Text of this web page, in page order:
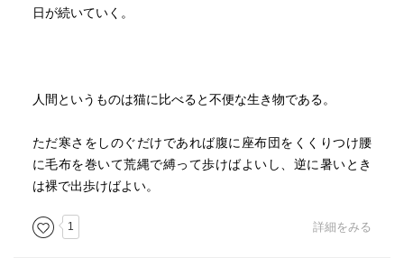
日が続いていく。
人間というものは猫に比べると不便な生き物である。
ただ寒さをしのぐだけであれば腹に座布団をくくりつけ腰
に毛布を巻いて荒縄で縛って歩けばよいし、逆に暑いとき
は裸で出歩けばよい。
1 詳細をみる